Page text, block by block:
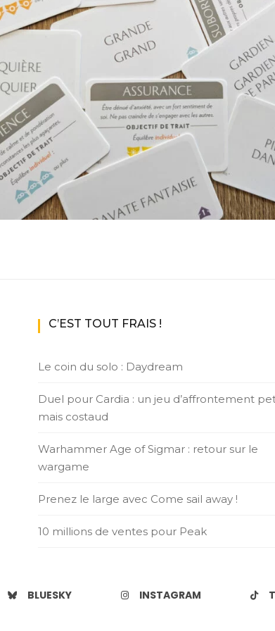
Access+ Par plateforme
C’EST TOUT FRAIS !
Le coin du solo : Daydream
Duel pour Cardia : un jeu d’affrontement
mais costaud
Warhammer Age of Sigmar : retour sur le
wargame
Prenez le large avec Come sail away !
10 millions de ventes pour Peak
BLUESKY INSTAGRAM